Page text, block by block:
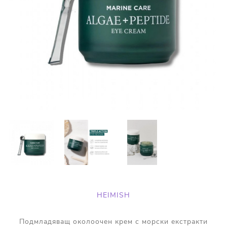
HEIMISH
Подмладяващ околоочен крем с морски екстракти